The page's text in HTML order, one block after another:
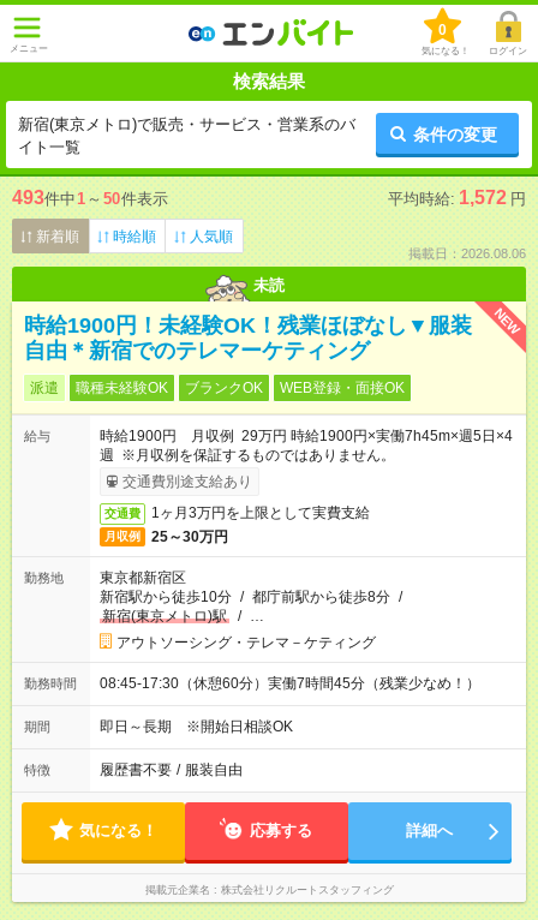
メニュー
0
気になる！ ログイン
検索結果
新宿(東京メトロ)で販売・サービス・営業系のバ
イト一覧
条件の変更
493件中1 ～ 50件表示 平均時給: 1,572 円
新着順 時給順 人気順
掲載日：2026.08.06
未読
NEW
時給1900円！未経験OK！残業ほぼなし▼服装
自由＊新宿でのテレマーケティング
派遣 職種未経験OK ブランクOK WEB登録・面接OK
給与
時給1900円 月収例 29万円 時給1900円×実働7h45m×週5日×4
週 ※月収例を保証するものではありません。
交通費別途支給あり
交通費 1ヶ月3万円を上限として実費支給
月収例 25～30万円
勤務地
東京都新宿区
新宿駅から徒歩10分 / 都庁前駅から徒歩8分 /
新宿(東京メトロ)駅
/ …
アウトソーシング・テレマ－ケティング
勤務時間 08:45-17:30（休憩60分）実働7時間45分（残業少なめ！）
期間 即日～長期 ※開始日相談OK
特徴 履歴書不要 / 服装自由
気になる！ 応募する 詳細へ
掲載元企業名 株式会社リクルートスタッフィング